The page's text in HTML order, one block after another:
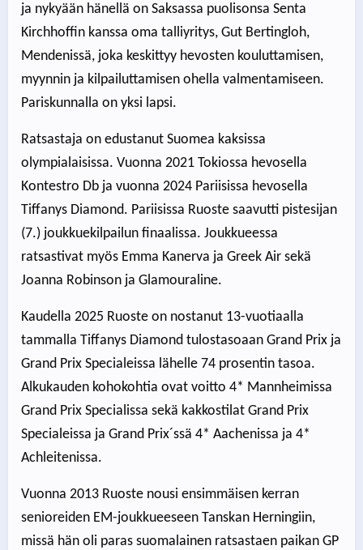
ja nykyään hänellä on Saksassa puolisonsa Senta
Kirchhoffin kanssa oma talliyritys, Gut Bertingloh,
Mendenissä, joka keskittyy hevosten kouluttamisen,
myynnin ja kilpailuttamisen ohella valmentamiseen.
Pariskunnalla on yksi lapsi.
Ratsastaja on edustanut Suomea kaksissa
olympialaisissa. Vuonna 2021 Tokiossa hevosella
Kontestro Db ja vuonna 2024 Pariisissa hevosella
Tiffanys Diamond. Pariisissa Ruoste saavutti pistesijan
(7.) joukkuekilpailun finaalissa. Joukkueessa
ratsastivat myös Emma Kanerva ja Greek Air sekä
Joanna Robinson ja Glamouraline.
Kaudella 2025 Ruoste on nostanut 13-vuotiaalla
tammalla Tiffanys Diamond tulostasoaan Grand Prix ja
Grand Prix Specialeissa lähelle 74 prosentin tasoa.
Alkukauden kohokohtia ovat voitto 4* Mannheimissa
Grand Prix Specialissa sekä kakkostilat Grand Prix
Specialeissa ja Grand Prix´ssä 4* Aachenissa ja 4*
Achleitenissa.
Vuonna 2013 Ruoste nousi ensimmäisen kerran
senioreiden EM-joukkueeseen Tanskan Herningiin,
missä hän oli paras suomalainen ratsastaen paikan GP